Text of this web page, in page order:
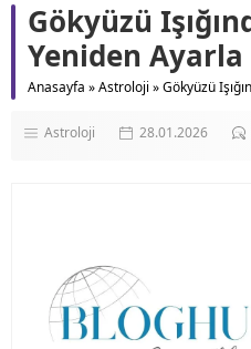
Gökyüzü
Yeniden Ayarla
Anasayfa »Astroloji »Gökyüzü
Astroloji 28.01.2026